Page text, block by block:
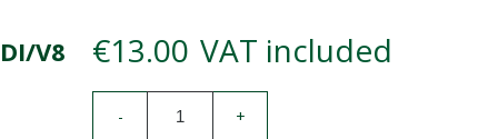
V8
€13.00 VAT included
- +